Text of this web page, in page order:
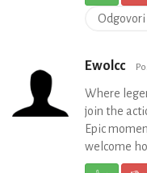
Ewolcc
Where
join the
Epic
welcome